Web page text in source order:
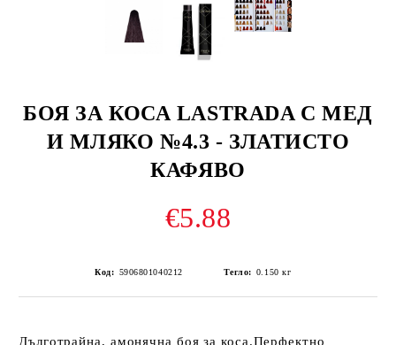
БОЯ ЗА КОСА LASTRADA С МЕД
И МЛЯКО №4.3 - ЗЛАТИСТО
КАФЯВО
€5.88
Код: 5906801040212 Тегло: 0.150 кг
Дълготрайна, амонячна боя за коса.Перфектно